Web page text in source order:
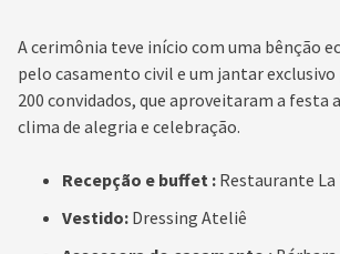
A cerimônia teve início com uma bênção
pelo casamento civil e um jantar exclusivo
200 convidados, que aproveitaram a festa
clima de alegria e celebração.
Recepção e buffet : Restaurante
Vestido: Dressing Ateliê